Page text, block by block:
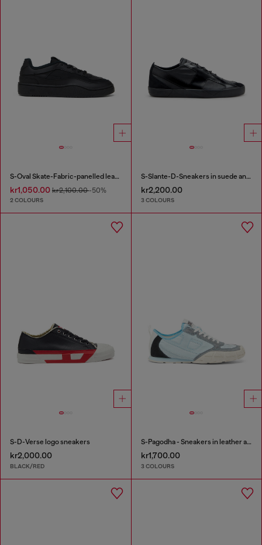
S-Oval Skate-Fabric-panelled leather sneakers
kr1,050.00 kr2,100.00-50%
2 COLOURS
S-Slante-D-Sneakers in suede and leather with D logo
kr2,200.00
3 COLOURS
S-D-Verse logo sneakers
kr2,000.00
BLACK/RED
S-Pagodha - Sneakers in leather and nylon
kr1,700.00
3 COLOURS